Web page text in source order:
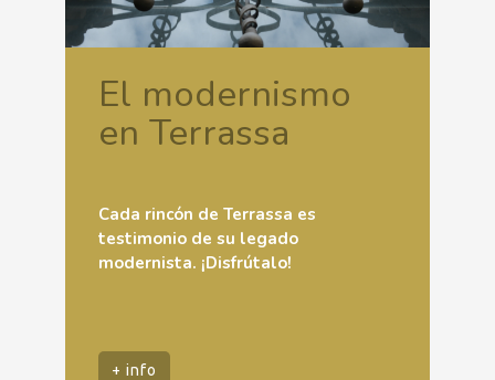
El modernismo
en Terrassa
Cada rincón de Terrassa es
testimonio de su legado
modernista. ¡Disfrútalo!
+ info